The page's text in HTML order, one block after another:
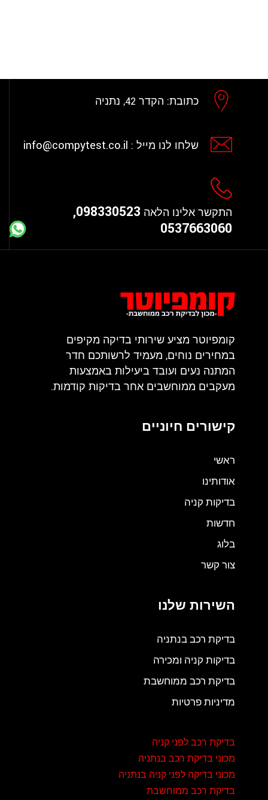
כתובת: הקדר 42, נתניה
שלחו לנו מייל : info@compytest.co.il
התקשר אלינו הלאה
098330523,
0537663060
קומפיוטר מציע שירותי בדיקה מקיפים
במחירים נוחים, מעמיד לרשותכם חדר
המתנה נעים ועובד ביעילות באמצעות
מעקבים ממוחשבים אחר בדיקות קודמות.
קישורים חיוניים
ראשי
אודותינו
בדיקות קניה
חדשות
בלוג
צור קשר
השירות שלנו
בדיקת רכב בנתניה
בדיקות קניה ומכירה
בדיקת רכב ממוחשבת
מדיניות פרטיות
בדיקת רכב לפני קניה
מכוני בדיקת רכב בנתניה
מכוני בדיקה לפני קניה בנתניה
בדיקת רכב ממוחשבת